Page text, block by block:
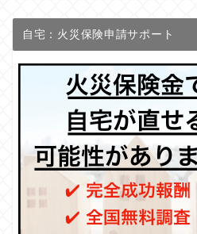
自宅：火災保険申請サポート